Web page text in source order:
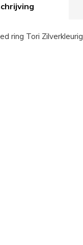
ring Tori Zilverkleurig